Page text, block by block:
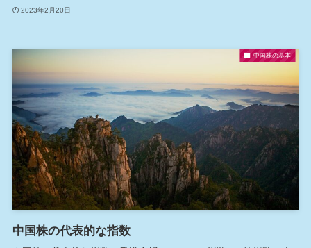
2023年2月20日
中国株の基本
中国株の代表的な指数